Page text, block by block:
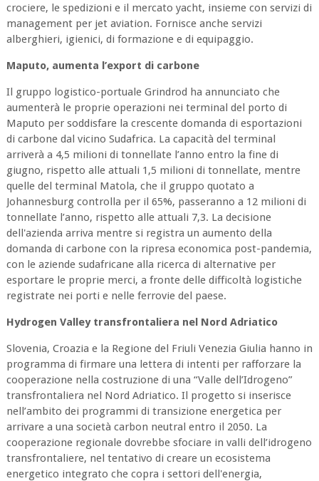
crociere, le spedizioni e il mercato yacht, insieme con servizi di
management per jet aviation. Fornisce anche servizi
alberghieri, igienici, di formazione e di equipaggio.
Maputo, aumenta l’export di carbone
Il gruppo logistico-portuale Grindrod ha annunciato che
aumenterà le proprie operazioni nei terminal del porto di
Maputo per soddisfare la crescente domanda di esportazioni
di carbone dal vicino Sudafrica. La capacità del terminal
arriverà a 4,5 milioni di tonnellate l’anno entro la fine di
giugno, rispetto alle attuali 1,5 milioni di tonnellate, mentre
quelle del terminal Matola, che il gruppo quotato a
Johannesburg controlla per il 65%, passeranno a 12 milioni di
tonnellate l’anno, rispetto alle attuali 7,3. La decisione
dell'azienda arriva mentre si registra un aumento della
domanda di carbone con la ripresa economica post-pandemia,
con le aziende sudafricane alla ricerca di alternative per
esportare le proprie merci, a fronte delle difficoltà logistiche
registrate nei porti e nelle ferrovie del paese.
Hydrogen Valley transfrontaliera nel Nord Adriatico
Slovenia, Croazia e la Regione del Friuli Venezia Giulia hanno in
programma di firmare una lettera di intenti per rafforzare la
cooperazione nella costruzione di una “Valle dell’Idrogeno”
transfrontaliera nel Nord Adriatico. Il progetto si inserisce
nell’ambito dei programmi di transizione energetica per
arrivare a una società carbon neutral entro il 2050. La
cooperazione regionale dovrebbe sfociare in valli dell’idrogeno
transfrontaliere, nel tentativo di creare un ecosistema
energetico integrato che copra i settori dell'energia,